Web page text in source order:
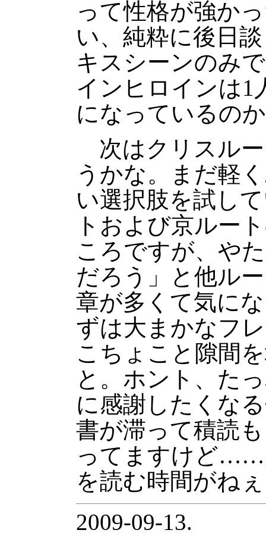
って性格が強か
い、純粋に後日
キスシーンのみ
インヒロインは1
になっているの
次はクリスル
うかな。まだ軽
い選択肢を試し
トおよび京ルー
ころですが、や
だろう」と他ル
章が多くて気に
ずは大まかなフ
こちょこと隙間
と。ホント、た
に感謝したくな
書が滞って積読
ってますけど……
を読む時間がね
2009-09-13.